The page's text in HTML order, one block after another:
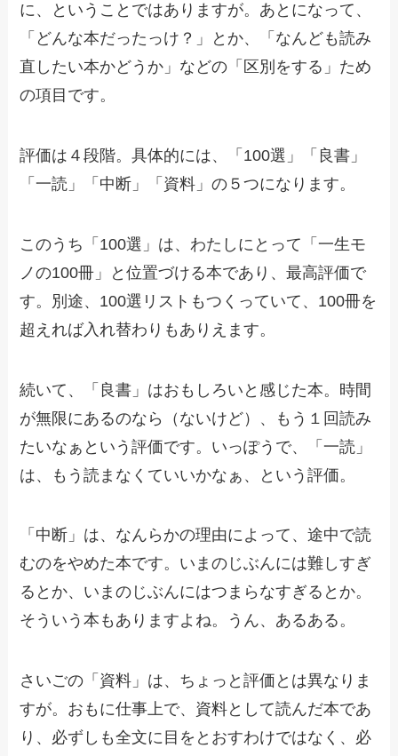
に、ということではありますが。あとになって、
「どんな本だったっけ？」とか、「なんども読み
直したい本かどうか」などの「区別をする」ため
の項目です。
評価は４段階。具体的には、「100選」「良書」
「一読」「中断」「資料」の５つになります。
このうち「100選」は、わたしにとって「一生モ
ノの100冊」と位置づける本であり、最高評価で
す。別途、100選リストもつくっていて、100冊を
超えれば入れ替わりもありえます。
続いて、「良書」はおもしろいと感じた本。時間
が無限にあるのなら（ないけど）、もう１回読み
たいなぁという評価です。いっぽうで、「一読」
は、もう読まなくていいかなぁ、という評価。
「中断」は、なんらかの理由によって、途中で読
むのをやめた本です。いまのじぶんには難しすぎ
るとか、いまのじぶんにはつまらなすぎるとか。
そういう本もありますよね。うん、あるある。
さいごの「資料」は、ちょっと評価とは異なりま
すが。おもに仕事上で、資料として読んだ本であ
り、必ずしも全文に目をとおすわけではなく、必